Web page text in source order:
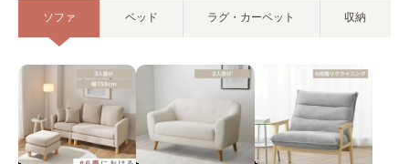
ソファ ベッド ラグ・カーペット 収納